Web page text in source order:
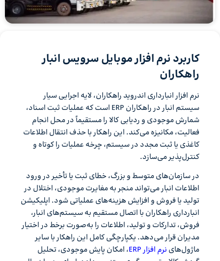
کاربرد نرم افزار موبایل سرویس انبار
راهکاران
نرم افزار انبارداری اندروید راهکاران، لایه اجرایی سیار
سیستم انبار در راهکاران ERP است که عملیات ثبت اسناد،
شمارش موجودی و ردیابی کالا را مستقیماً در محل انجام
فعالیت، مکانیزه می‌کند. این راهکار با حذف انتقال اطلاعات
کاغذی یا ثبت مجدد در سیستم، چرخه عملیات را کوتاه و
کنترل‌پذیر می‌سازد.
در سازمان‌های متوسط و بزرگ، خطای ثبت یا تأخیر در ورود
اطلاعات انبار می‌تواند منجر به مغایرت موجودی، اختلال در
تولید یا فروش و افزایش هزینه‌های عملیاتی شود. اپلیکیشن
انبارداری راهکاران با اتصال مستقیم به سیستم‌های انبار،
فروش، تدارکات و تولید، اطلاعات را به‌صورت برخط در اختیار
مدیران قرار می‌دهد. یکپارچگی کامل این راهکار با سایر
ماژول‌های نرم افزار ERP
، امکان پایش موجودی، تحلیل